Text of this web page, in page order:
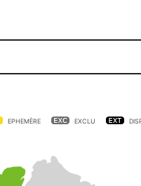
EPHEMÈRE EXCLU